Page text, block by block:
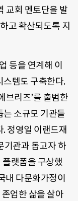
교회 멘토단을 발
고 확산되도록 지
등을 연계해 이
스템도 구축한다.
브리즈’를 출범한
는 소규모 기관들
정영일 이랜드재
기관과 돕고자 하
랫폼을 구상했
내 다문화가정이
엄한 삶을 살아